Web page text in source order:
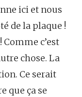
ici et nous
de la plaque !
c’est
chose. La
Ce serait
que ça se